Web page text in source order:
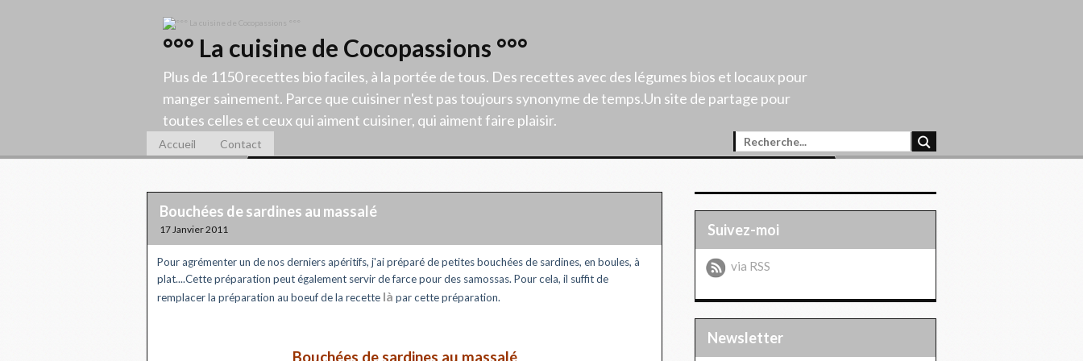
°°° La cuisine de Cocopassions °°°
Plus de 1150 recettes bio faciles, à la portée de tous. Des recettes avec des légumes bios et locaux pour
manger sainement. Parce que cuisiner n'est pas toujours synonyme de temps.Un site de partage pour
toutes celles et ceux qui aiment cuisiner, qui aiment faire plaisir.
Accueil Contact
Bouchées de sardines au massalé
17 Janvier 2011
Pour agrémenter un de nos derniers apéritifs, j'ai préparé de petites bouchées de sardines, en boules, à
plat....Cette préparation peut également servir de farce pour des samossas. Pour cela, il suffit de
remplacer la préparation au boeuf de la recette là par cette préparation.
Bouchées de sardines au massalé
Suivez-moi
via RSS
Newsletter